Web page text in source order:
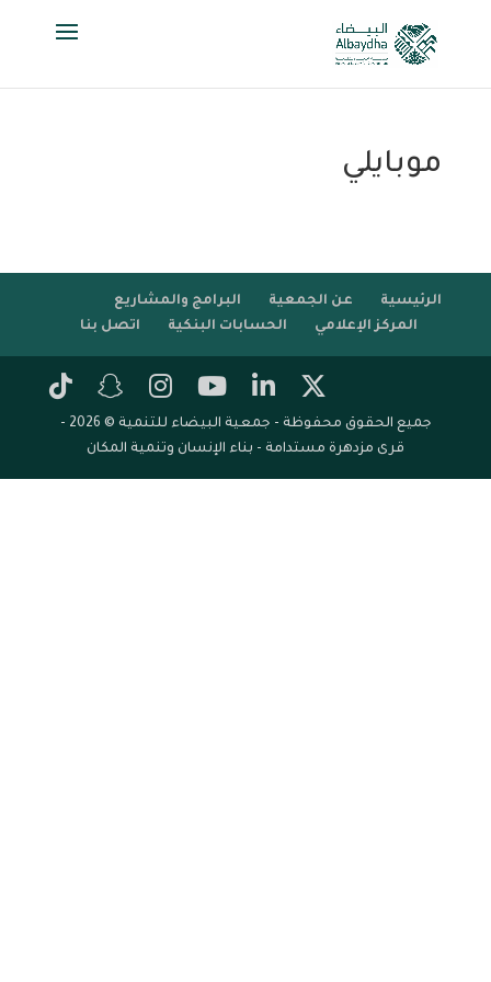
موبايلي
الرئيسية عن الجمعية
البرامج والمشاريع
المركز الإعلامي
الحسابات البنكية اتصل بنا
جميع الحقوق محفوظة - جمعية البيضاء للتنمية © 2026 -
قرى مزدهرة مستدامة - بناء الإنسان وتنمية المكان